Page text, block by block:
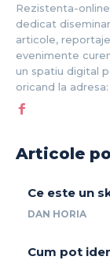
Rezistenta-
dedicat
articole,
evenimente
un spatiu digital
oricand la
Articole
Ce este un
DAN HORIA
Cum pot